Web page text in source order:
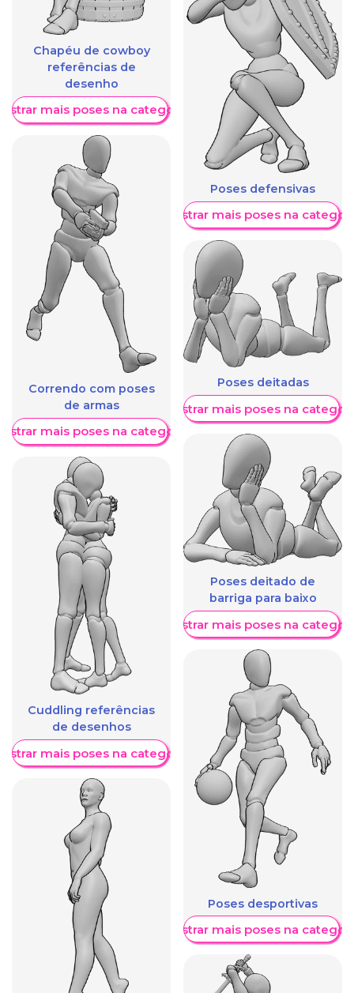
Chapéu de cowboy
referências de
desenho
mais poses na categoria
Correndo com poses
de armas
mais poses na categoria
Cuddling referências
de desenhos
mais poses na categoria
Poses defensivas
Mostrar mais poses na
Poses deitadas
Mostrar mais poses na
Poses deitado de
barriga para baixo
Mostrar mais poses na
Poses desportivas
Mostrar mais poses na